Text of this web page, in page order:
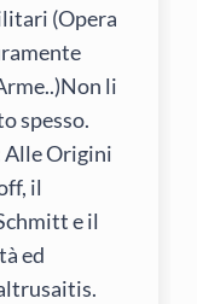
(Opera
li
spesso.
Origini
il
e il
ed